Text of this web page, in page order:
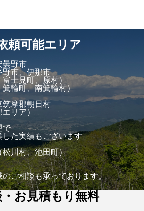
頼可能エリア
曇野市
野市、伊那市
士見町、原村）
箕輪町、南箕輪村）
筑摩郡朝日村
リア）
で
した実績もございます
松川村、池田町）
ご相談も承っております。
・お見積もり無料